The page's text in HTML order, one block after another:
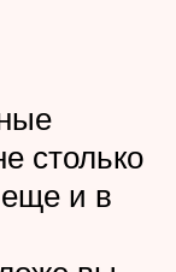
столько
еще и в